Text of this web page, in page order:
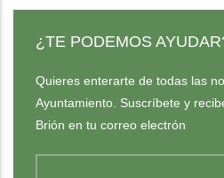
¿TE PODEMOS
Quieres enterarte de todas las
Ayuntamiento. Suscríbete y
Brión en tu correo electrón